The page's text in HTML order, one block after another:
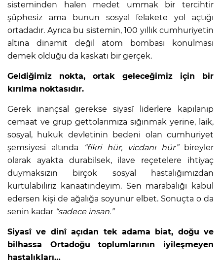
sisteminden halen medet ummak bir tercihtir
şüphesiz ama bunun sosyal felakete yol açtığı
ortadadır. Ayrıca bu sistemin, 100 yıllık cumhuriyetin
altına dinamit değil atom bombası konulması
demek olduğu da kaskatı bir gerçek.
Geldiğimiz nokta, ortak geleceğimiz için bir
kırılma noktasıdır.
Gerek inançsal gerekse siyasî liderlere kapılanıp
cemaat ve grup gettolarımıza sığınmak yerine, laik,
sosyal, hukuk devletinin bedeni olan cumhuriyet
şemsiyesi altında
“fikri hür, vicdanı hür”bireyler
olarak ayakta durabilsek, ilave reçetelere ihtiyaç
duymaksızın birçok sosyal hastalığımızdan
kurtulabiliriz kanaatindeyim. Sen marabalığı kabul
edersen kişi de ağalığa soyunur elbet. Sonuçta o da
senin kadar “sadece insan.”
Siyasî ve dinî açıdan tek adama biat, doğu ve
bilhassa Ortadoğu toplumlarının iyileşmeyen
hastalıkları…